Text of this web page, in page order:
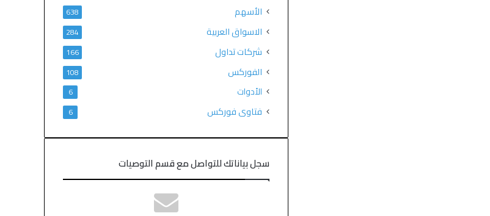
الأسهم 638
الاسواق العربية 284
شركات تداول 166
الفوركس 108
الأدوات 6
فتاوى فوركس 6
سجل بياناتك للتواصل مع قسم التوصيات